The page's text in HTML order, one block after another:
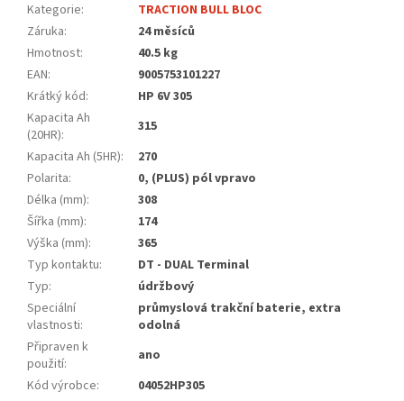
Kategorie:
TRACTION BULL BLOC
Záruka:
24 měsíců
Hmotnost:
40.5 kg
EAN:
9005753101227
Krátký kód:
HP 6V 305
Kapacita Ah
(20HR):
315
Kapacita Ah (5HR):
270
Polarita:
0, (PLUS) pól vpravo
Délka (mm):
308
Šířka (mm):
174
Výška (mm):
365
Typ kontaktu:
DT - DUAL Terminal
Typ:
údržbový
Speciální
vlastnosti:
průmyslová trakční baterie, extra
odolná
Připraven k
použití:
ano
Kód výrobce: 04052HP305